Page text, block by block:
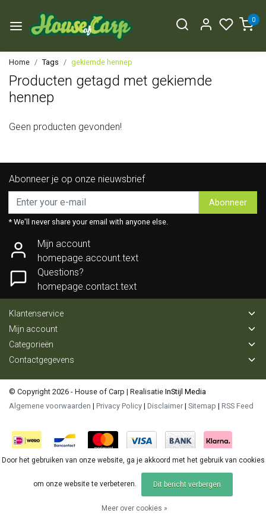
0
Home Tags gekiemde hennep
Producten getagd met gekiemde
hennep
Geen producten gevonden!
Abonneer je op onze nieuwsbrief
Abonneer
* We'll never share your email with anyone else.
Mijn account
homepage.account.text
Questions?
homepage.contact.text
Klantenservice
Mijn account
Categorieën
Contactgegevens
© Copyright 2026 - House of Carp | Realisatie InStijl Media
Algemene voorwaarden | Privacy Policy | Disclaimer | Sitemap | RSS Feed
Door het gebruiken van onze website, ga je akkoord met het gebruik van cookies
om onze website te verbeteren. Dit bericht verbergen
Meer over cookies »